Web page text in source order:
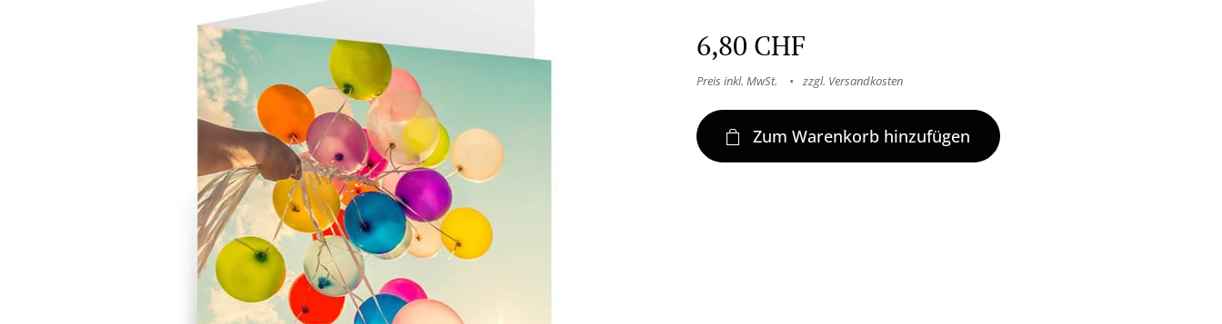
6,80 CHF
Preis inkl. MwSt. zzgl. Versandkosten
Zum Warenkorb hinzufügen